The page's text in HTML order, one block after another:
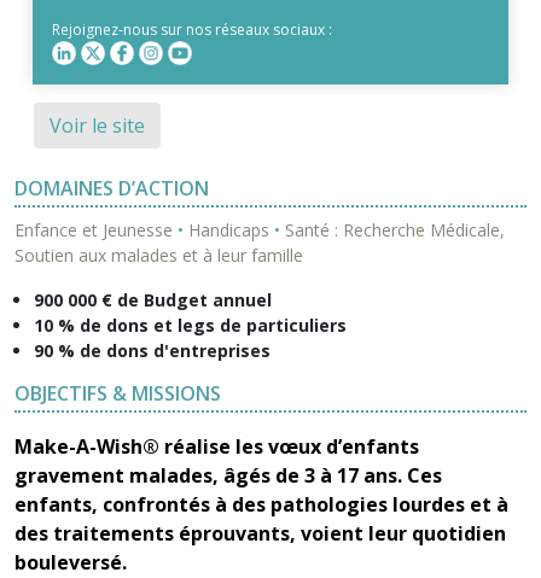
Rejoignez-nous sur nos réseaux sociaux :
Voir le site
DOMAINES D’ACTION
Enfance et Jeunesse • Handicaps • Santé : Recherche Médicale,
Soutien aux malades et à leur famille
900 000 € de Budget annuel
10 % de dons et legs de particuliers
90 % de dons d'entreprises
OBJECTIFS & MISSIONS
Make-A-Wish® réalise les vœux d’enfants
gravement malades, âgés de 3 à 17 ans. Ces
enfants, confrontés à des pathologies lourdes et à
des traitements éprouvants, voient leur quotidien
bouleversé.